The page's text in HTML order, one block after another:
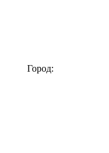
Город: